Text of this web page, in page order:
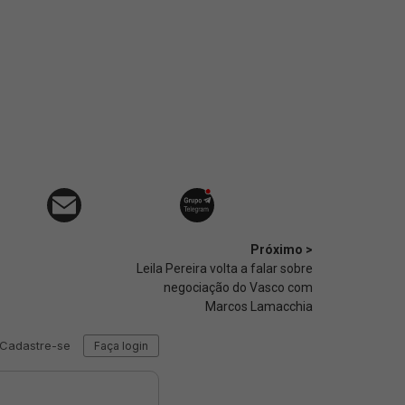
Próximo >
Leila Pereira volta a falar sobre
negociação do Vasco com
Marcos Lamacchia